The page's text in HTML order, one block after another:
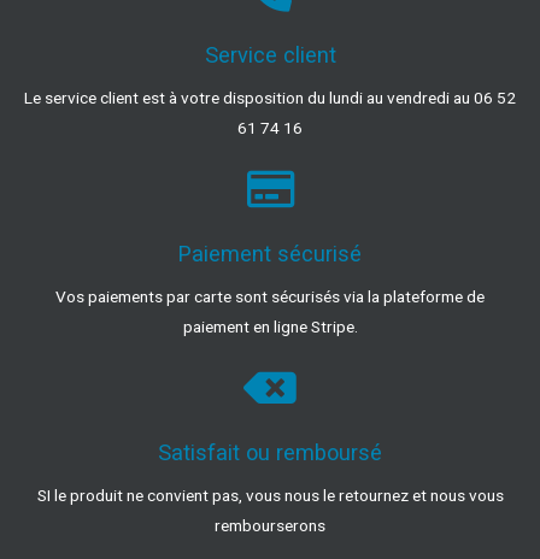
Service client
Le service client est à votre disposition du lundi au vendredi au 06 52
61 74 16
Paiement sécurisé
Vos paiements par carte sont sécurisés via la plateforme de
paiement en ligne Stripe.
Satisfait ou remboursé
SI le produit ne convient pas, vous nous le retournez et nous vous
rembourserons